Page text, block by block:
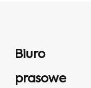
Biuro
prasowe